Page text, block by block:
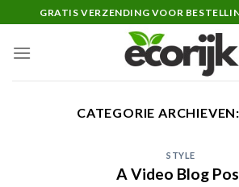
to
content
GRATIS VERZENDING VOOR
CATEGORIE ARCHIEVEN:
STYLE
A Video Blog